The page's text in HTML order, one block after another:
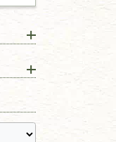
世界
取
ビ
単
？